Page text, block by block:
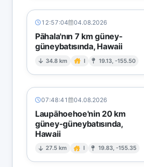
12:57:04 04.08.2026
Pāhala'nın 7 km güney-
güneybatısında, Hawaii
34.8 km I 19.13, -155.50
07:48:41 04.08.2026
Laupāhoehoe'nin 20 km
güney-güneybatısında,
Hawaii
27.5 km I 19.83, -155.35